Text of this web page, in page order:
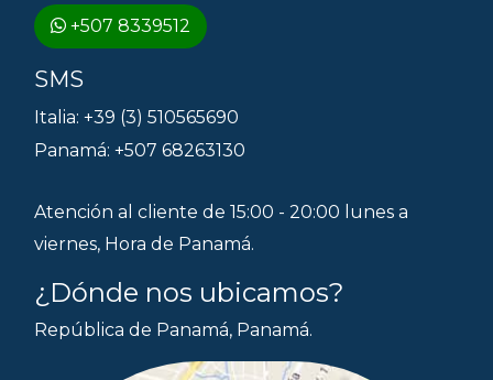
+507 8339512
SMS
Italia: +39 (3) 510565690
Panamá: +507 68263130
Atención al cliente de 15:00 - 20:00 lunes a
viernes, Hora de Panamá.
¿Dónde nos ubicamos?
República de Panamá, Panamá.